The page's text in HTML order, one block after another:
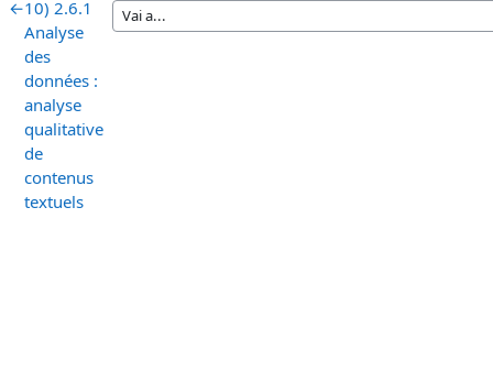
←10) 2.6.1
Analyse
des
données :
analyse
qualitative
de
contenus
textuels